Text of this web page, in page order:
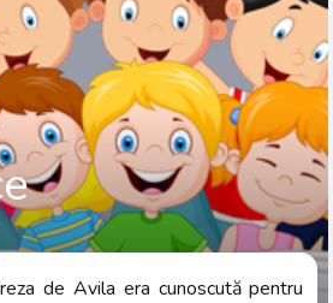
de Avila era cunoscută pentru